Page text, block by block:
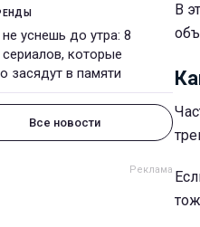
уснешь до утра: 8
которые
засядут в памяти
Все новости
В